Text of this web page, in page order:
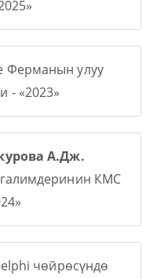
Ферманын улуу
- «2023»
А.Дж.
КМС
чөйрөсүндө